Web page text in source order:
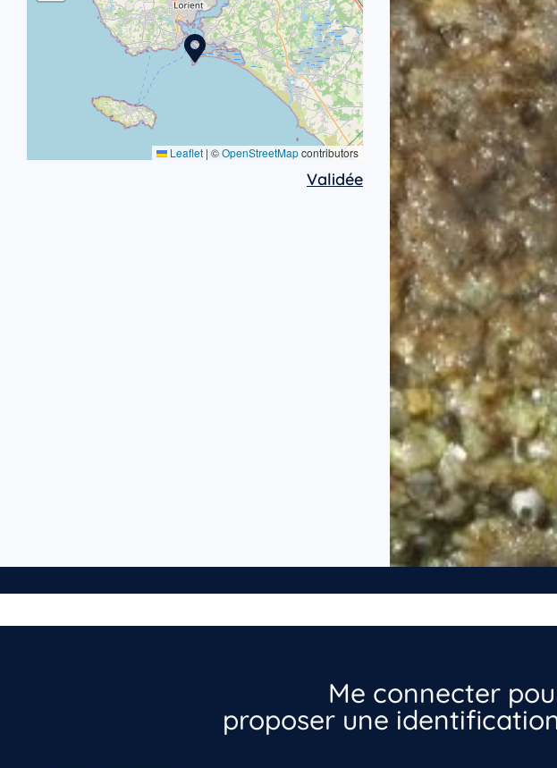
Leaflet | ©OpenStreetMapcontributors
Validée
Me connecter
proposer une